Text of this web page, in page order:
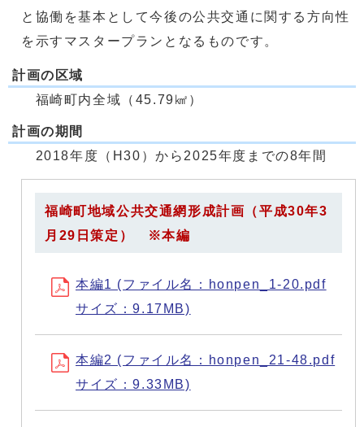
と協働を基本として今後の公共交通に関する方向性
を示すマスタープランとなるものです。
計画の区域
福崎町内全域（45.79㎢）
計画の期間
2018年度（H30）から2025年度までの8年間
福崎町地域公共交通網形成計画（平成30年3
月29日策定） ※本編
本編1 (ファイル名：honpen_1-20.pdf
サイズ：9.17MB)
本編2 (ファイル名：honpen_21-48.pdf
サイズ：9.33MB)